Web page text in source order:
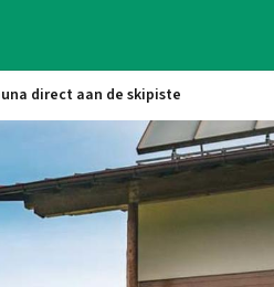
direct aan de skipiste